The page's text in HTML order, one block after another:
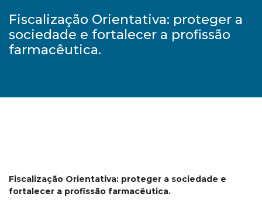
Fiscalização Orientativa: proteger a
sociedade e fortalecer a profissão
farmacêutica.
Fiscalização Orientativa: proteger a sociedade e
fortalecer a profissão farmacêutica.